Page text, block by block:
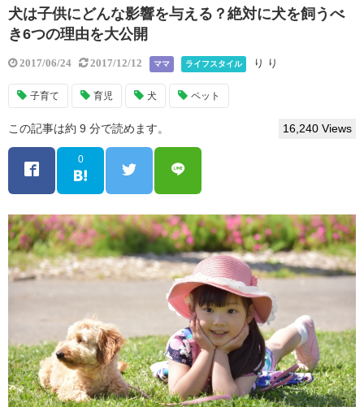
犬は子供にどんな影響を与える？絶対に犬を飼うべ
き6つの理由を大公開
2017/06/24 2017/12/12 ママ ライフスタイル り り
子育て 育児 犬 ペット
この記事は約 9 分で読めます。 16,240 Views
0